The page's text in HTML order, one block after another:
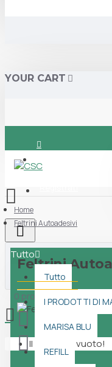
YOUR CART
Tutto
Tutto
I PRODOTTI DI
MARISA BLU
REFILL
0 prodotti - 0,00€
Il carrello è vuoto!
Home
Feltrini Autoadesivi
Feltrini